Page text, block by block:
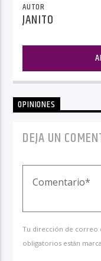
AUTOR
JANITO
OPINIONES
DEJA UN
Tu dirección de correo
obligatorios están